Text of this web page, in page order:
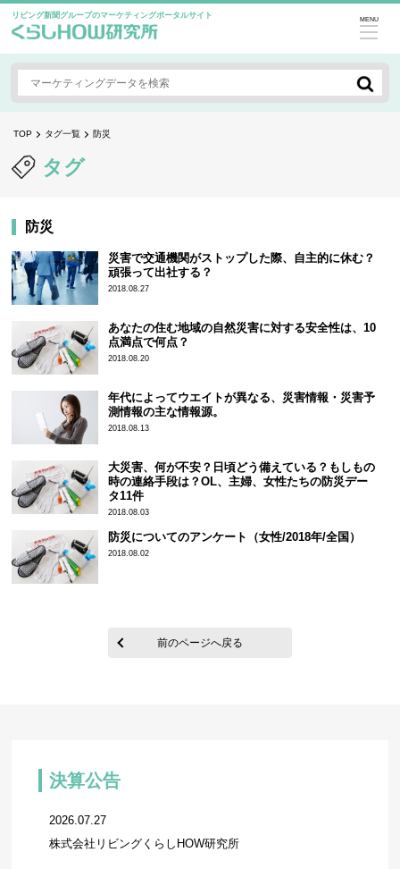
リビング新聞グループのマーケティングポータルサイト MENU
TOP タグ一覧 防災
タグ
防災
災害で交通機関がストップした際、自主的に休む？
頑張って出社する？
2018.08.27
あなたの住む地域の自然災害に対する安全性は、10
点満点で何点？
2018.08.20
年代によってウエイトが異なる、災害情報・災害予
測情報の主な情報源。
2018.08.13
大災害、何が不安？日頃どう備えている？もしもの
時の連絡手段は？OL、主婦、女性たちの防災デー
タ11件
2018.08.03
防災についてのアンケート（女性/2018年/全国）
2018.08.02
前のページへ戻る
決算公告
2026.07.27
株式会社リビングくらしHOW研究所